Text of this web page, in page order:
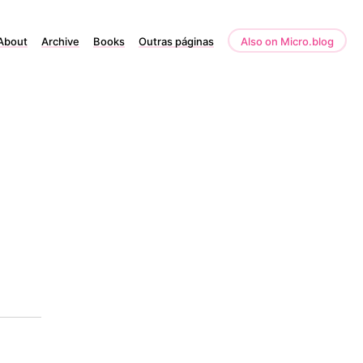
Archive Books Outras páginas Also on Micro.blog